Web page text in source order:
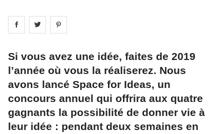
Share on facebook
Share on
Si vous avez une idée, faites de 2019
l’année où vous la réaliserez. Nous
avons lancé Space for Ideas, un
concours annuel qui offrira aux quatre
gagnants la possibilité de donner vie à
leur idée : pendant deux semaines en